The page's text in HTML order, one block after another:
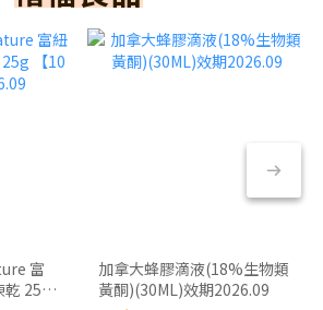
富
乾 25g
加拿大蜂膠滴液(18%生物類
黃酮)(30ML)效期2026.09